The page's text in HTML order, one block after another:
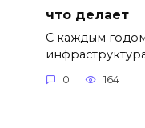
что делает
С каждым
0 164